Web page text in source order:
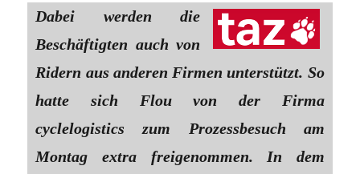
Dabei werden die
Beschäftigten auch von
Ridern aus anderen Firmen unterstützt. So
hatte sich Flou von der Firma
cyclelogistics zum Prozessbesuch am
Montag extra freigenommen. In dem